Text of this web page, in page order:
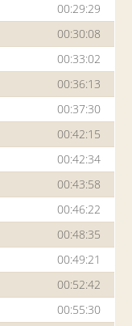
00:29:29
00:30:08
00:33:02
00:36:13
00:37:30
00:42:15
00:42:34
00:43:58
00:46:22
00:48:35
00:49:21
00:52:42
00:55:30